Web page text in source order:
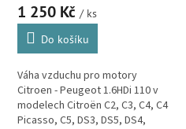
LM1112)
1 250 Kč / ks
Do košíku
Váha vzduchu pro motory
Citroen - Peugeot 1.6HDi 110 v
modelech Citroën C2, C3, C4, C4
Picasso, C5, DS3, DS5, DS4,